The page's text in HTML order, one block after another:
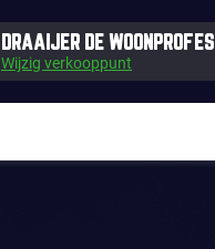
DRAAIJER DE
Wijzig verkooppunt